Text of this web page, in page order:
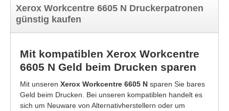
Xerox Workcentre 6605 N Druckerpatronen
günstig kaufen
Mit kompatiblen Xerox Workcentre
6605 N Geld beim Drucken sparen
Mit unseren Xerox Workcentre 6605 N sparen Sie bares
Geld beim Drucken. Bei unseren kompatiblen handelt es
sich um Neuware von Alternativherstellern oder um